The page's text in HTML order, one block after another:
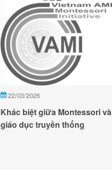
22/03/2026
Khác biệt giữa Montessori và
giáo dục truyền thống